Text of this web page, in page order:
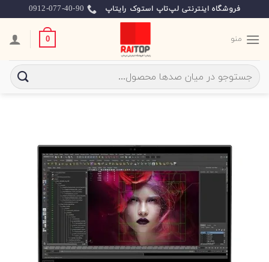
to
content
فروشگاه اینترنتی لپ‌تاپ استوک رایتاپ 0912-077-40-90
منو 0
جستجو
برای: